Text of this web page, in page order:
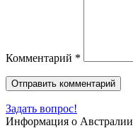
Комментарий *
Задать вопрос!
Информация о Австралии